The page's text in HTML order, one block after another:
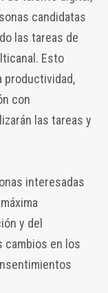
candidatas
las tareas de
Esto
productividad,
con
las tareas y
interesadas
y del
cambios en los